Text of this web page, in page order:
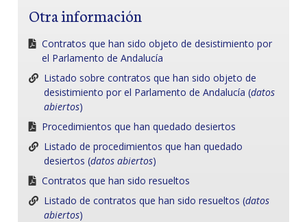
Otra información
Contratos que han sido objeto de desistimiento por
el Parlamento de Andalucía
Listado sobre contratos que han sido objeto de
desistimiento por el Parlamento de Andalucía (datos
abiertos)
Procedimientos que han quedado desiertos
Listado de procedimientos que han quedado
desiertos (datos abiertos)
Contratos que han sido resueltos
Listado de contratos que han sido resueltos (datos
abiertos)